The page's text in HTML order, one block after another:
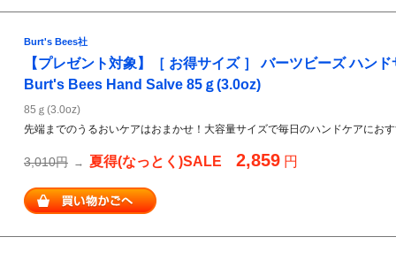
Burt's Bees社
【プレゼント対象】［ お得サイズ ］ バーツビーズ ハン
Burt's Bees Hand Salve 85ｇ(3.0oz)
85ｇ(3.0oz)
先端までのうるおいケアはおまかせ！大容量サイズで毎日のハンドケアにお
3,010円 → 夏得(なっとく)SALE 2,859 円